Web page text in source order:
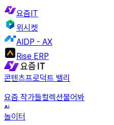
요즘IT
위시켓
AIDP - AX
Rise ERP
콘텐츠프로덕트 밸리
요즘 작가들컬렉션물어봐
놀이터